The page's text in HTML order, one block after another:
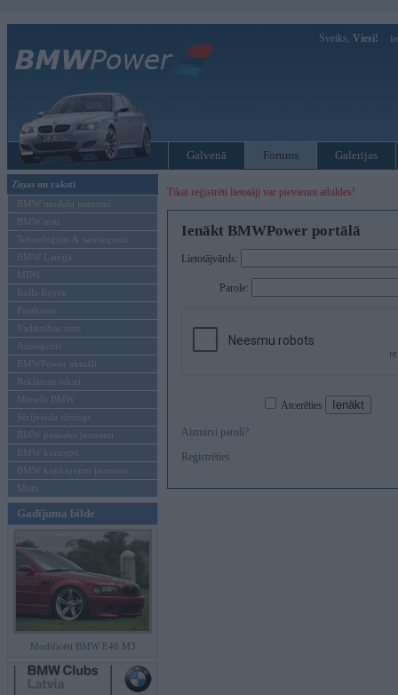
Sveiks, Viesi!
Galvenā Forums Galerijas
Ziņas un raksti
BMW modeļu jaunumi
BMW testi
Tehnoloģijas & sasniegumi
BMW Latvijā
MINI
Rolls-Royce
Pasākumi
Vadāmības tests
Autosports
BMWPower aktuāli
Reklāmas raksti
Mēneša BMW
Sērijveida tūnings
BMW pasaules jaunumi
BMW koncepti
BMW konkurentu jaunumi
Moto
Gadījuma bilde
Modificēti BMW E46 M3
Tikai reģistrēti lietotāji var pievienot atbildes!
Ienākt BMWPower portālā
Lietotājvārds:
Parole:
Atcerēties
Aizmirsi paroli?
Reģistrēties